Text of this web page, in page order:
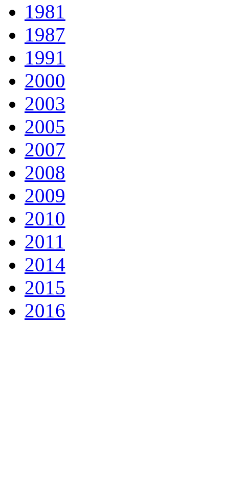
1981
1987
1991
2000
2003
2005
2007
2008
2009
2010
2011
2014
2015
2016